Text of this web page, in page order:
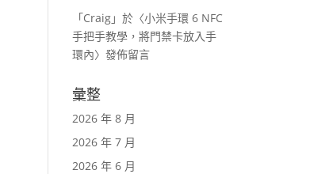
「Craig 」於〈小米手環 6 NFC
手把手教學，將門禁卡放入手
環內〉發佈留言
彙整
2026 年 8 月
2026 年 7 月
2026 年 6 月